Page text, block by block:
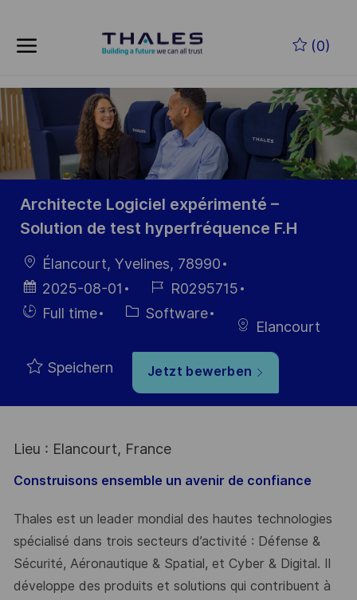
(0)
-
Architecte Logiciel expérimenté –
Solution de test hyperfréquence F.H
Ort
Élancourt, Yvelines, 78990
Datum der
Veröffentlichung
2025-08-01
Job-
ID
R0295715
Einstellunngstyp
Full time Kategorie
Software
Elancourt
Speichern Jetzt bewerben
Lieu : Elancourt, France
Construisons ensemble un avenir de confiance
Thales est un leader mondial des hautes technologies
spécialisé dans trois secteurs d’activité : Défense &
Sécurité, Aéronautique & Spatial, et Cyber & Digital. Il
développe des produits et solutions qui contribuent à